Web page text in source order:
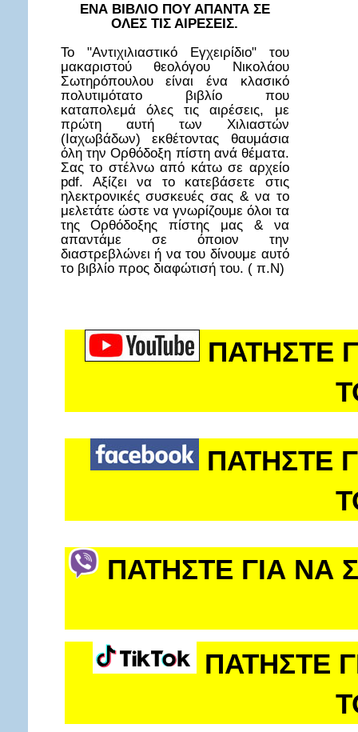
ΕΝΑ ΒΙΒΛΙΟ ΠΟΥ ΑΠΑΝΤΑ ΣΕ
ΟΛΕΣ ΤΙΣ ΑΙΡΕΣΕΙΣ.
Το "Αντιχιλιαστικό Εγχειρίδιο" του
μακαριστού θεολόγου Νικολάου
Σωτηρόπουλου είναι ένα κλασικό
πολυτιμότατο βιβλίο που
καταπολεμά όλες τις αιρέσεις, με
πρώτη αυτή των Χιλιαστών
(Ιαχωβάδων) εκθέτοντας θαυμάσια
όλη την Ορθόδοξη πίστη ανά θέματα.
Σας το στέλνω από κάτω σε αρχείο
pdf. Αξίζει να το κατεβάσετε στις
ηλεκτρονικές συσκευές σας & να το
μελετάτε ώστε να γνωρίζουμε όλοι τα
της Ορθόδοξης πίστης μας & να
απαντάμε σε όποιον την
διαστρεβλώνει ή να του δίνουμε αυτό
το βιβλίο προς διαφώτισή του. ( π.Ν)
ΠΑΤΗΣΤΕ
ΠΑΤΗΣΤΕ
ΠΑΤΗΣΤΕ ΓΙΑ ΝΑ
ΠΑΤΗΣΤΕ